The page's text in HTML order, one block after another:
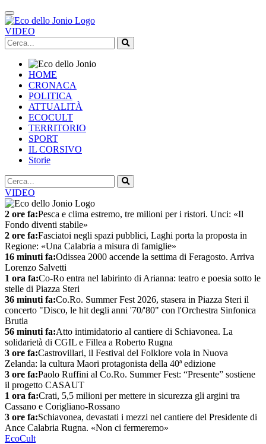
VIDEO
HOME
CRONACA
POLITICA
ATTUALITÀ
ECOCULT
TERRITORIO
SPORT
IL CORSIVO
Storie
VIDEO
2 ore fa:Pesca e clima estremo, tre milioni per i ristori. Unci: «Il
Fondo diventi stabile»
2 ore fa:Fasciatoi negli spazi pubblici, Laghi porta la proposta in
Regione: «Una Calabria a misura di famiglie»
16 minuti fa:Odissea 2000 accende la settima di Feragosto. Arriva
Lorenzo Salvetti
1 ora fa:Co-Ro entra nel labirinto di Arianna: teatro e poesia sotto le
stelle di Piazza Steri
36 minuti fa:Co.Ro. Summer Fest 2026, stasera in Piazza Steri il
concerto "Disco, le hit degli anni '70/'80" con l'Orchestra Sinfonica
Brutia
56 minuti fa:Atto intimidatorio al cantiere di Schiavonea. La
solidarietà di CGIL e Fillea a Roberto Rugna
3 ore fa:Castrovillari, il Festival del Folklore vola in Nuova
Zelanda: la cultura Maori protagonista della 40ª edizione
3 ore fa:Paolo Ruffini al Co.Ro. Summer Fest: “Presente” sostiene
il progetto CASAUT
1 ora fa:Crati, 5,5 milioni per mettere in sicurezza gli argini tra
Cassano e Corigliano-Rossano
3 ore fa:Schiavonea, devastati i mezzi nel cantiere del Presidente di
Ance Calabria Rugna. «Non ci fermeremo»
EcoCult